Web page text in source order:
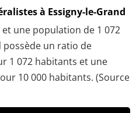
à Essigny-le-Grand
une population de 1 072
possède un ratio de
1 072 habitants et une
10 000 habitants. (Source